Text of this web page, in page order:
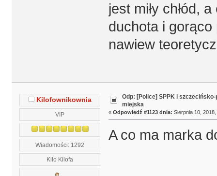
jest miły chłód,
duchota i
nawiew
Kilofownikownia
VIP
Wiadomości: 1292
Kilo Kilofa
Odp: [Police] SPPK i
miejska
« Odpowiedź #1123 dnia: Sierpnia 10,
A co ma marka